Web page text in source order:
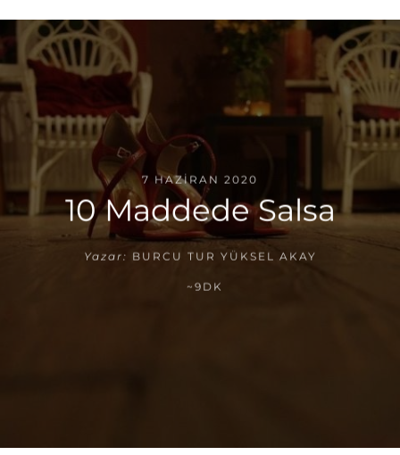
7 HAZIRAN 2020
10 Maddede Salsa
Yazar: BURCU TUR YÜKSEL AKAY
~9DK